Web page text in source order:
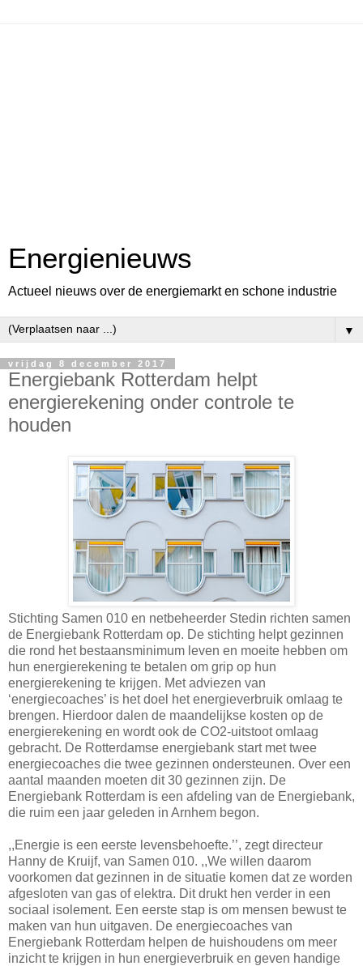
Energienieuws
Actueel nieuws over de energiemarkt en schone industrie
▼
vrijdag 8 december 2017
Energiebank Rotterdam helpt
energierekening onder controle te
houden
Stichting Samen 010 en netbeheerder Stedin richten samen
de Energiebank Rotterdam op. De stichting helpt gezinnen
die rond het bestaansminimum leven en moeite hebben om
hun energierekening te betalen om grip op hun
energierekening te krijgen. Met adviezen van
‘energiecoaches’ is het doel het energieverbruik omlaag te
brengen. Hierdoor dalen de maandelijkse kosten op de
energierekening en wordt ook de CO2-uitstoot omlaag
gebracht. De Rotterdamse energiebank start met twee
energiecoaches die twee gezinnen ondersteunen. Over een
aantal maanden moeten dit 30 gezinnen zijn. De
Energiebank Rotterdam is een afdeling van de Energiebank,
die ruim een jaar geleden in Arnhem begon.
,,Energie is een eerste levensbehoefte.’’, zegt directeur
Hanny de Kruijf, van Samen 010. ,,We willen daarom
voorkomen dat gezinnen in de situatie komen dat ze worden
afgesloten van gas of elektra. Dit drukt hen verder in een
sociaal isolement. Een eerste stap is om mensen bewust te
maken van hun uitgaven. De energiecoaches van
Energiebank Rotterdam helpen de huishoudens om meer
inzicht te krijgen in hun energieverbruik en geven handige